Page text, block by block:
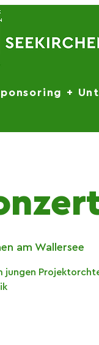
+
am Wallersee
jungen